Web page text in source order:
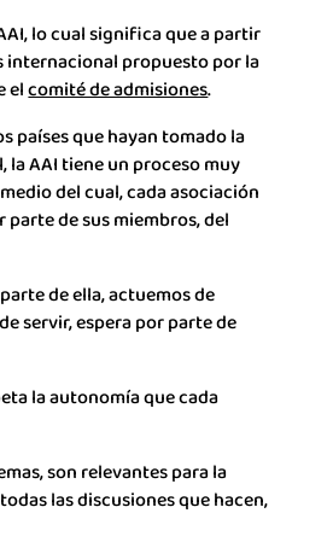
lo cual significa que a partir
internacional propuesto por la
elcomité de admisiones.
países que hayan tomado la
AAI tiene un proceso muy
del cual, cada asociación
de sus miembros, del
de ella, actuemos de
servir, espera por parte de
la autonomía que cada
son relevantes para la
las discusiones que hacen,